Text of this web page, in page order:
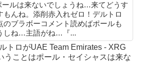
ールは来ないでしょうね…来てどうす
もんね。添削赤入れゼロ！デルトロ
のブラボーコメント読めばポールも
しね…主語がね…『...
トロがUAE Team Emirates - XRG
うことはポール・セイシャスは来な